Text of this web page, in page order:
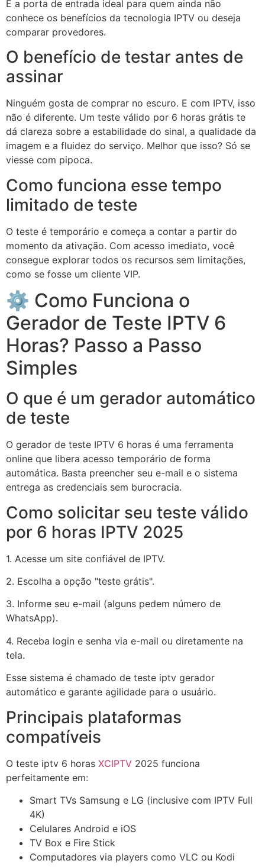
É a porta de entrada ideal para quem ainda não
conhece os benefícios da tecnologia IPTV ou deseja
comparar provedores.
O benefício de testar antes de
assinar
Ninguém gosta de comprar no escuro. E com IPTV, isso
não é diferente. Um teste válido por 6 horas grátis te
dá clareza sobre a estabilidade do sinal, a qualidade da
imagem e a fluidez do serviço. Melhor que isso? Só se
viesse com pipoca.
Como funciona esse tempo
limitado de teste
O teste é temporário e começa a contar a partir do
momento da ativação. Com acesso imediato, você
consegue explorar todos os recursos sem limitações,
como se fosse um cliente VIP.
⚙️ Como Funciona o
Gerador de Teste IPTV 6
Horas? Passo a Passo
Simples
O que é um gerador automático
de teste
O gerador de teste IPTV 6 horas é uma ferramenta
online que libera acesso temporário de forma
automática. Basta preencher seu e-mail e o sistema
entrega as credenciais sem burocracia.
Como solicitar seu teste válido
por 6 horas IPTV 2025
1. Acesse um site confiável de IPTV.
2. Escolha a opção "teste grátis".
3. Informe seu e-mail (alguns pedem número de
WhatsApp).
4. Receba login e senha via e-mail ou diretamente na
tela.
Esse sistema é chamado de teste iptv gerador
automático e garante agilidade para o usuário.
Principais plataformas
compatíveis
O teste iptv 6 horas XCIPTV 2025 funciona
perfeitamente em:
Smart TVs Samsung e LG (inclusive com IPTV Full
4K)
Celulares Android e iOS
TV Box e Fire Stick
Computadores via players como VLC ou Kodi